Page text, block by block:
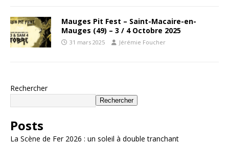
Mauges Pit Fest – Saint-Macaire-en-
Mauges (49) – 3 / 4 Octobre 2025
31 mars 2025 Jérémie Foucher
Rechercher
Rechercher
Posts
La Scène de Fer 2026 : un soleil à double tranchant